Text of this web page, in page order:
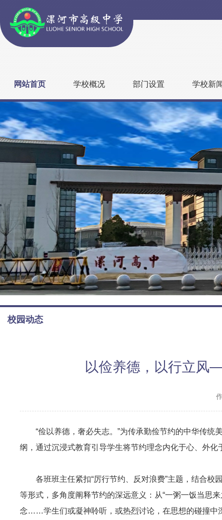
网站首页 学校概况 部门设置 学校新
校园动态
以俭养德，以行立风
“俭以养德，奢必失志。”为传承勤俭节约的中华传统
纲，通过沉浸式教育引导学生将节约理念内化于心、外
各班班主任紧扣“厉行节约、反对浪费”主题，结合
等形式，多角度阐释节约的深远意义：从“一粥一饭当思
念……学生们或凝神聆听，或热烈讨论，在思想的碰撞中